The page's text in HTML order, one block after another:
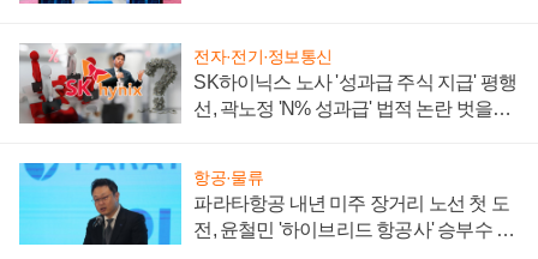
전자·전기·정보통신
SK하이닉스 노사 '성과급 주식 지급' 평행
선, 곽노정 'N% 성과급' 법적 논란 벗을지
항공·물류
파라타항공 내년 미주 장거리 노선 첫 도
전, 윤철민 '하이브리드 항공사' 승부수 통